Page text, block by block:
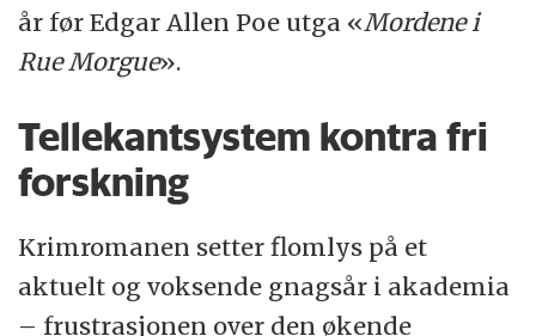
år før Edgar Allen Poe utga «Mordene i
Rue Morgue».
Tellekantsystem kontra fri
forskning
Krimromanen setter flomlys på et
aktuelt og voksende gnagsår i akademia
– frustrasjonen over den økende